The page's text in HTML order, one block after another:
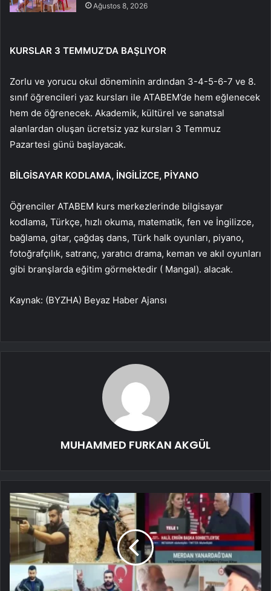
Ağustos 8, 2026
KURSLAR 3 TEMMUZ’DA BAŞLIYOR
Zorlu ve yorucu okul döneminin ardından 3-4-5-6-7 ve 8.
sınıf öğrencileri yaz kursları ile ATABEM’de hem eğlenecek
hem de öğrenecek. Akademik, kültürel ve sanatsal
alanlardan oluşan ücretsiz yaz kursları 3 Temmuz
Pazartesi günü başlayacak.
BİLGİSAYAR KODLAMA, İNGİLİZCE, PİYANO
Öğrenciler ATABEM kurs merkezlerinde bilgisayar
kodlama, Türkçe, hızlı okuma, matematik, fen ve İngilizce,
bağlama, gitar, çağdaş dans, Türk halk oyunları, piyano,
fotoğrafçılık, satranç, yaratıcı drama, keman ve akıl oyunları
gibi branşlarda eğitim görmektedir ( Mangal). alacak.
Kaynak: (BYZHA) Beyaz Haber Ajansı
MUHAMMED FURKAN AKGÜL